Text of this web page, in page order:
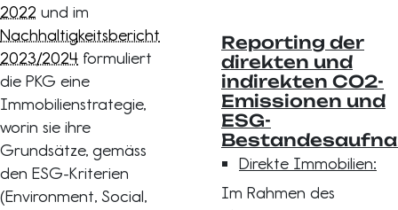
2022 und im
Nachhaltigkeitsbericht
2023/2024 formuliert
die PKG eine
Immobilienstrategie,
worin sie ihre
Grundsätze, gemäss
den ESG-Kriterien
(Environment, Social,
Reporting der
direkten und
indirekten CO2-
Emissionen und
ESG-
Direkte Immobilien:
Im Rahmen des